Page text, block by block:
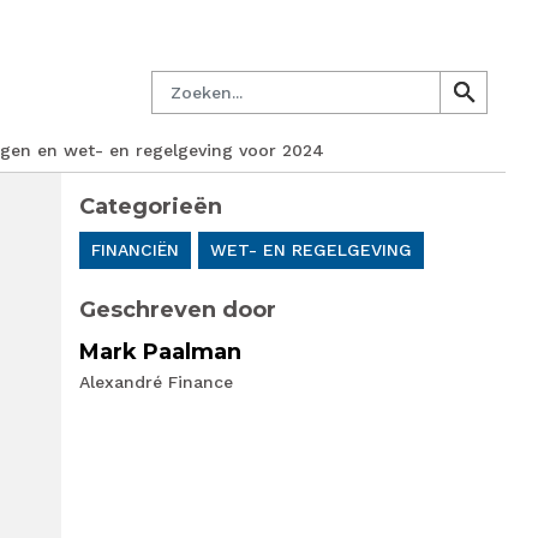
Zoeken
search
search
en wet- en regelgeving voor 2024
Categorieën
FINANCIËN WET- EN REGELGEVING
Geschreven door
Mark Paalman
Alexandré Finance